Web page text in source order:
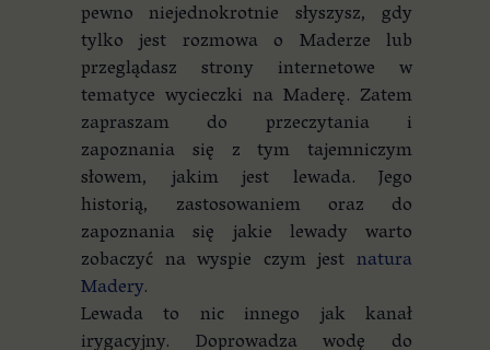
pewno niejednokrotnie słyszysz, gdy
tylko jest rozmowa o Maderze lub
przeglądasz strony internetowe w
tematyce wycieczki na Maderę. Zatem
zapraszam do przeczytania i
zapoznania się z tym tajemniczym
słowem, jakim jest lewada. Jego
historią, zastosowaniem oraz do
zapoznania się jakie lewady warto
zobaczyć na wyspie czym jest natura
Madery.
Lewada to nic innego jak kanał